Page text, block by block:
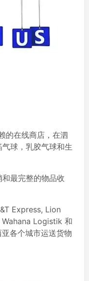
的在线商店，在泗
球，乳胶气球和生
最完整的物品收
Express, Lion
Logistik 和
各个城市运送货物